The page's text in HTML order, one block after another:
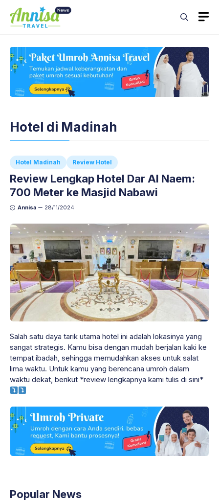
content
Hotel di Madinah
Hotel Madinah Review Hotel
Review Lengkap Hotel Dar Al Naem:
700 Meter ke Masjid Nabawi
Annisa 28/11/2024
Salah satu daya tarik utama hotel ini adalah lokasinya yang
sangat strategis. Kamu bisa dengan mudah berjalan kaki ke
tempat ibadah, sehingga memudahkan akses untuk salat
lima waktu. Untuk kamu yang berencana umroh dalam
waktu dekat, berikut *review lengkapnya kami tulis di sini*
Popular News